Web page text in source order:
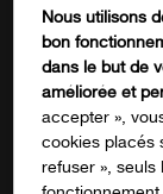
Ce champ
Contactez-nous
FORMATION
Nous utilisons
bon
dans le but de
améliorée et
accepter »,
cookies placés
refuser »,